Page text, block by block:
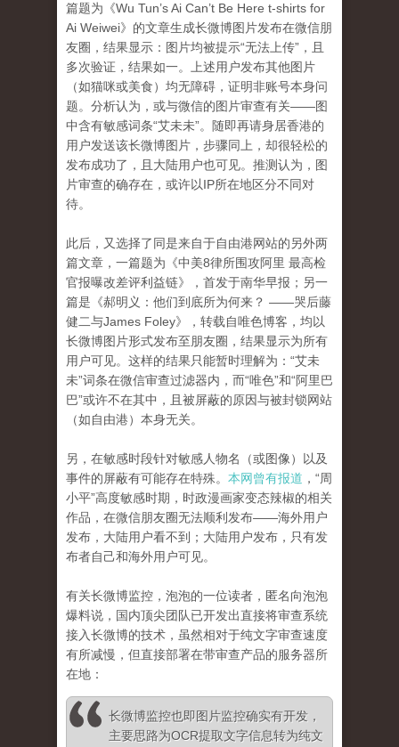
篇题为《Wu Tun’s Ai Can’t Be Here t-shirts for
Ai Weiwei》的文章生成长微博图片发布在微信朋
友圈，结果显示：图片均被提示“无法上传”，且
多次验证，结果如一。上述用户发布其他图片
（如猫咪或美食）均无障碍，证明非账号本身问
题。分析认为，或与微信的图片审查有关——图
中含有敏感词条“艾未未”。随即再请身居香港的
用户发送该长微博图片，步骤同上，却很轻松的
发布成功了，且大陆用户也可见。推测认为，图
片审查的确存在，或许以IP所在地区分不同对
待。
此后，又选择了同是来自于自由港网站的另外两
篇文章，一篇题为《中美8律所围攻阿里 最高检
官报曝改差评利益链》，首发于南华早报；另一
篇是《郝明义：他们到底所为何来？ ——哭后藤
健二与James Foley》，转载自唯色博客，均以
长微博图片形式发布至朋友圈，结果显示为所有
用户可见。这样的结果只能暂时理解为：“艾未
未”词条在微信审查过滤器内，而“唯色”和“阿里巴
巴”或许不在其中，且被屏蔽的原因与被封锁网站
（如自由港）本身无关。
另，在敏感时段针对敏感人物名（或图像）以及
事件的屏蔽有可能存在特殊。 本网曾有报道 ，“周
小平”高度敏感时期，时政漫画家变态辣椒的相关
作品，在微信朋友圈无法顺利发布——海外用户
发布，大陆用户看不到；大陆用户发布，只有发
布者自己和海外用户可见。
有关长微博监控，泡泡的一位读者，匿名向泡泡
爆料说，国内顶尖团队已开发出直接将审查系统
接入长微博的技术，虽然相对于纯文字审查速度
有所减慢，但直接部署在带审查产品的服务器所
在地：
长微博监控也即图片监控确实有开发，
主要思路为OCR提取文字信息转为纯文